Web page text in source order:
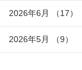
2026年6月 （17）
2026年5月 （9）